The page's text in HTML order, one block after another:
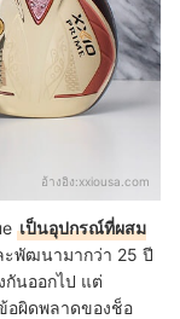
อ้างอิง:xxiousa.com
เป็นอุปกรณ์ที่ผสม
พัฒนามากว่า 25 ปี
นออกไป แต่
อผิดพลาดของช็อ